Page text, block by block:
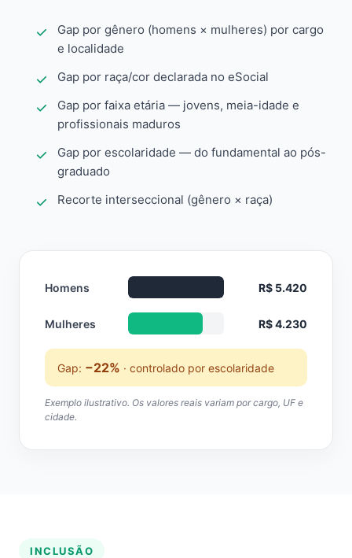
Gap por gênero (homens × mulheres) por cargo
e localidade
Gap por raça/cor declarada no eSocial
Gap por faixa etária — jovens, meia-idade e
profissionais maduros
Gap por escolaridade — do fundamental ao pós-
graduado
Recorte interseccional (gênero × raça)
Homens R$ 5.420
Mulheres R$ 4.230
Gap: −22% · controlado por escolaridade
Exemplo ilustrativo. Os valores reais variam por cargo, UF e
cidade.
INCLUSÃO